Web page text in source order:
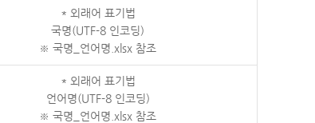
* 외래어 표기법
국명(UTF-8 인코딩)
※ 국명_언어명.xlsx 참조
* 외래어 표기법
언어명(UTF-8 인코딩)
※ 국명_언어명.xlsx 참조